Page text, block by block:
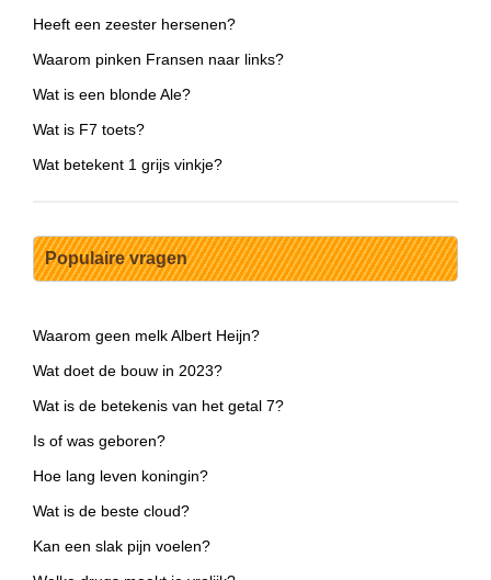
Heeft een zeester hersenen?
Waarom pinken Fransen naar links?
Wat is een blonde Ale?
Wat is F7 toets?
Wat betekent 1 grijs vinkje?
Populaire vragen
Waarom geen melk Albert Heijn?
Wat doet de bouw in 2023?
Wat is de betekenis van het getal 7?
Is of was geboren?
Hoe lang leven koningin?
Wat is de beste cloud?
Kan een slak pijn voelen?